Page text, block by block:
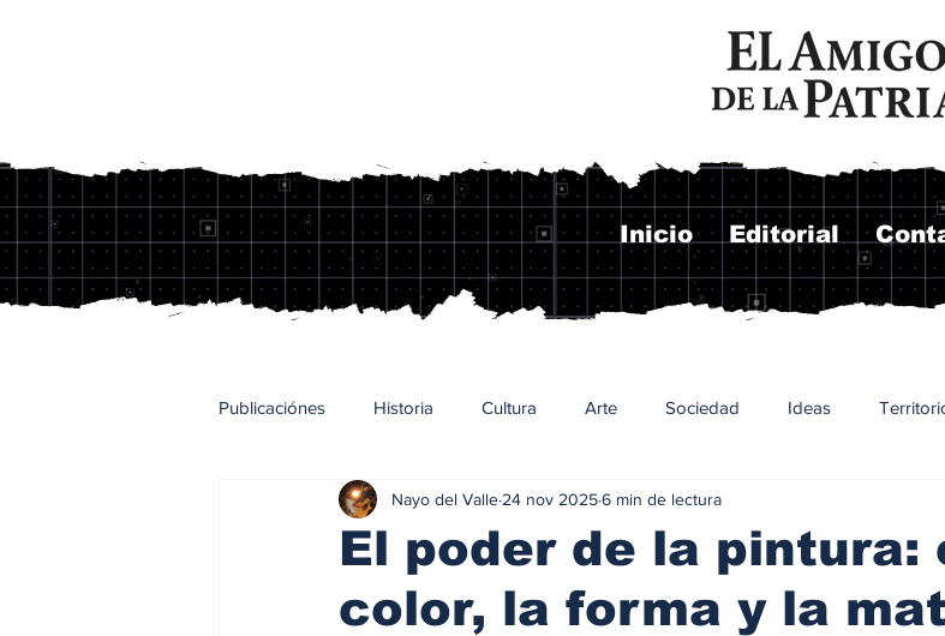
Inicio Editorial
Publicaciónes Historia Cultura Arte Sociedad Ideas
El poder de la pintura:
color, la forma y la
Nayo del Valle 24 nov 20256 min de lectura